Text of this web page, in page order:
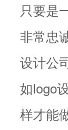
只要是
非常忠
设计公
如logo
样才能